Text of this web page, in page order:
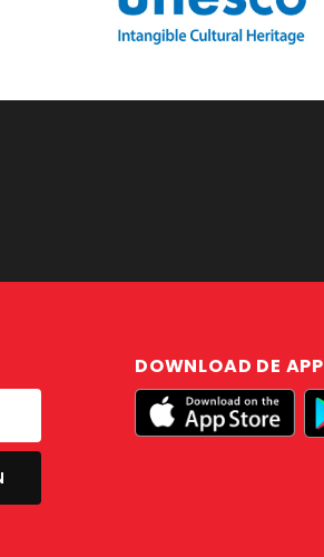
DOWNLOAD DE APP